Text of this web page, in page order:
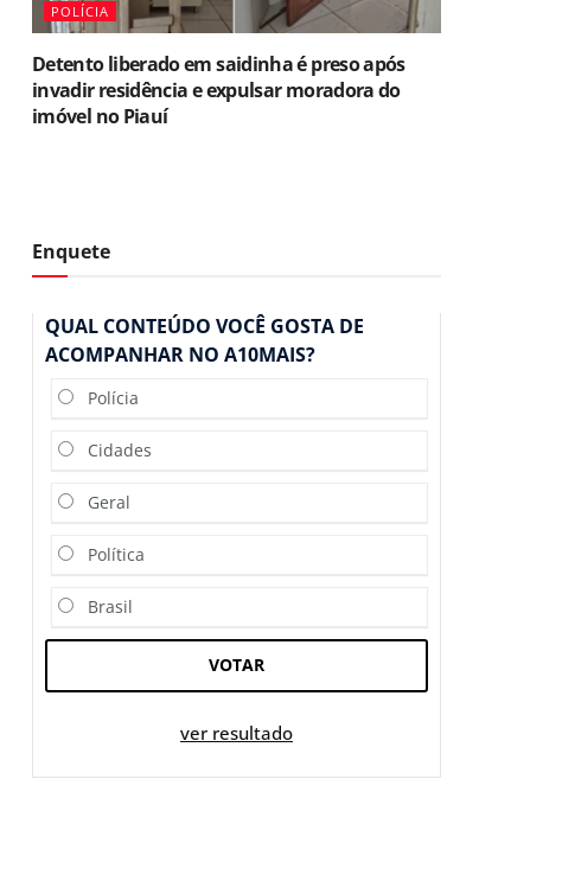
POLÍCIA
Detento liberado em saidinha é preso após
invadir residência e expulsar moradora do
imóvel no Piauí
Enquete
QUAL CONTEÚDO VOCÊ GOSTA DE
ACOMPANHAR NO A10MAIS?
Polícia
Cidades
Geral
Política
Brasil
VOTAR
ver resultado